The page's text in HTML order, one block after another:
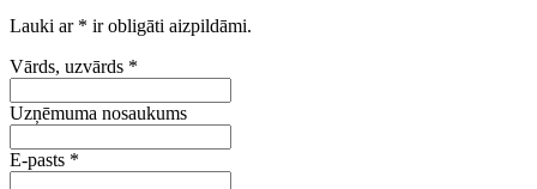
Lauki ar * ir obligāti aizpildāmi.
Vārds, uzvārds *
Uzņēmuma nosaukums
E-pasts *